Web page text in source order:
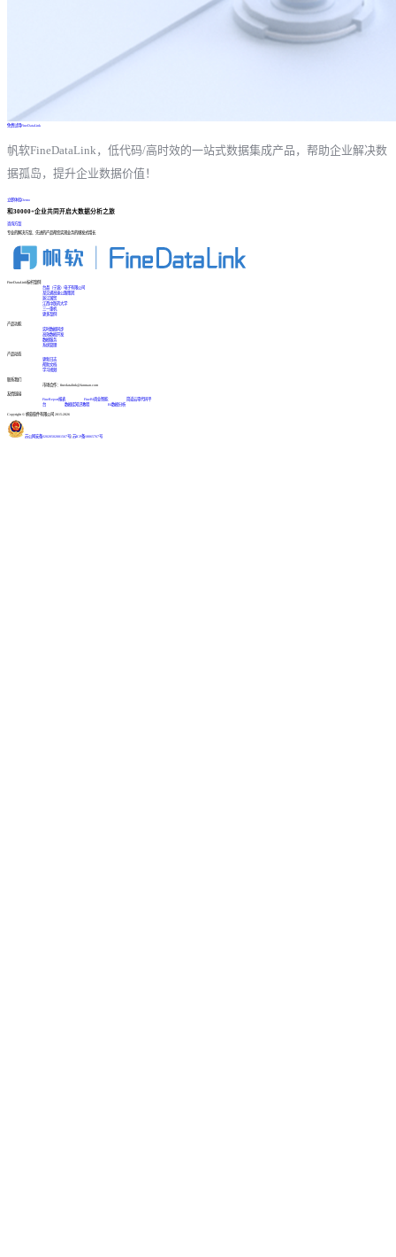
免费试用FineDataLink
帆软FineDataLink，低代码/高时效的一站式数据集成产品，帮助企业解决数
据孤岛，提升企业数据价值！
立即体验Demo
和30000+企业共同开启大数据分析之旅
咨询方案
专业的解决方案、先进的产品帮您实现业务的爆发式增长
FineDataLink标杆案例
台晶（宁波）电子有限公司
某交通高速公路集团
浙江国贸
江西中医药大学
三一重机
更多案例
产品功能
实时数据同步
高效数据开发
数据服务
系统管理
产品动态
更新日志
帮助文档
学习视频
联系我们
市场合作：finedatalink@fanruan.com
友情链接
FineReport报表
FineBI商业智能
简道云零代码平
台
数据库知识教程 BI数据分析
Copyright © 帆软软件有限公司 2015-2026
苏公网安备32020502001567号| 苏ICP备18065767号